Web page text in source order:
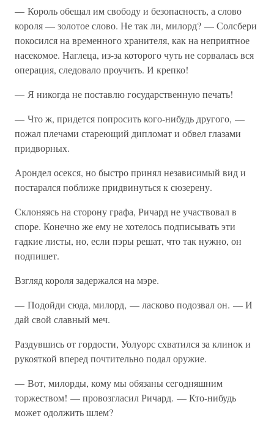
— Король обещал им свободу и безопасность, а слово
короля — золотое слово. Не так ли, милорд? — Солсбери
покосился на временного хранителя, как на неприятное
насекомое. Наглеца, из-за которого чуть не сорвалась вся
операция, следовало проучить. И крепко!
— Я никогда не поставлю государственную печать!
— Что ж, придется попросить кого-нибудь другого, —
пожал плечами стареющий дипломат и обвел глазами
придворных.
Арондел осекся, но быстро принял независимый вид и
постарался поближе придвинуться к сюзерену.
Склоняясь на сторону графа, Ричард не участвовал в
споре. Конечно же ему не хотелось подписывать эти
гадкие листы, но, если пэры решат, что так нужно, он
подпишет.
Взгляд короля задержался на мэре.
— Подойди сюда, милорд, — ласково подозвал он. — И
дай свой славный меч.
Раздувшись от гордости, Уолуорс схватился за клинок и
рукояткой вперед почтительно подал оружие.
— Вот, милорды, кому мы обязаны сегодняшним
торжеством! — провозгласил Ричард. — Кто-нибудь
может одолжить шлем?